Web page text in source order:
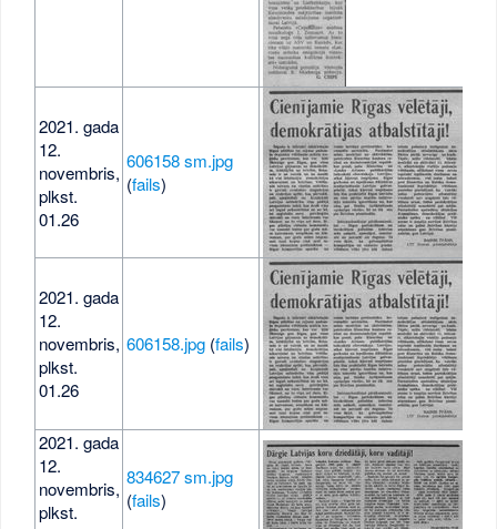
2021. gada
12.
novembris,
plkst.
01.26
606158 sm.jpg
(fails)
2021. gada
12.
novembris,
plkst.
01.26
606158.jpg(fails)
2021. gada
12.
novembris,
plkst.
834627 sm.jpg
(fails)